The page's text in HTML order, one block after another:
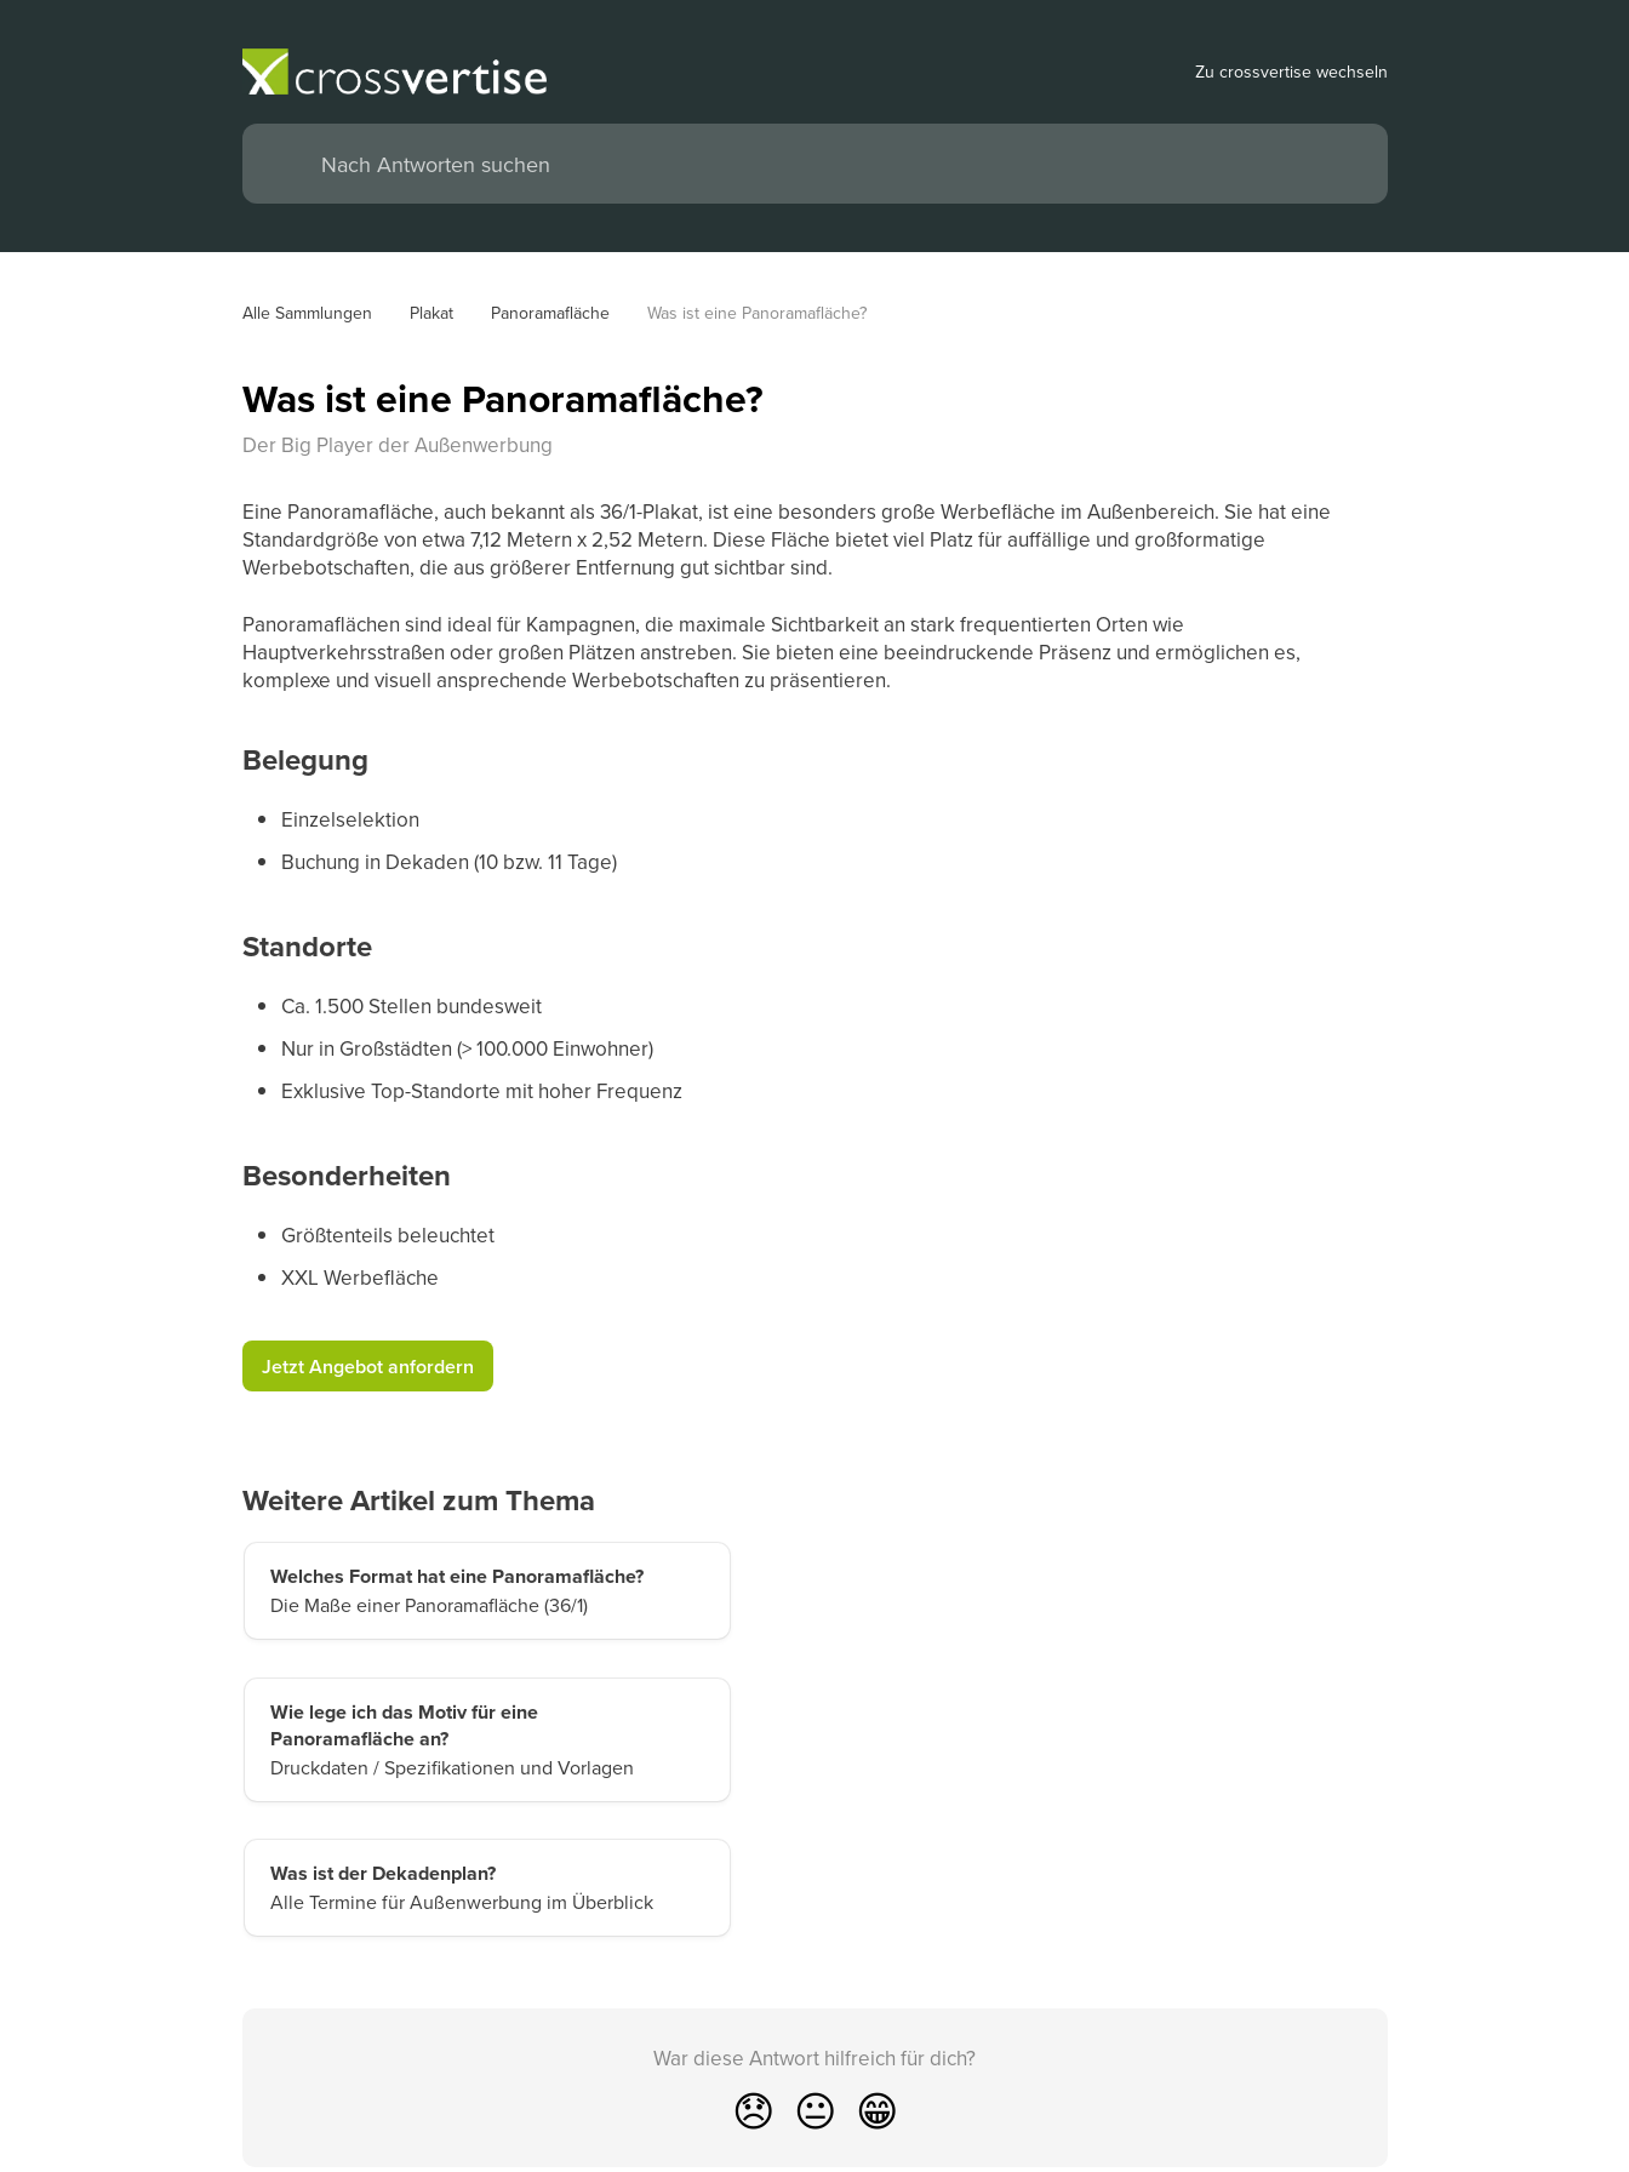
Zu crossvertise wechseln
Alle Sammlungen Plakat Panoramafläche Was ist eine Panoramafläche?
Was ist eine Panoramafläche?
Der Big Player der Außenwerbung
Eine Panoramafläche, auch bekannt als 36/1-Plakat, ist eine besonders große Werbefläche im Außenbereich. Sie hat eine
Standardgröße von etwa 7,12 Metern x 2,52 Metern. Diese Fläche bietet viel Platz für auffällige und großformatige
Werbebotschaften, die aus größerer Entfernung gut sichtbar sind.
Panoramaflächen sind ideal für Kampagnen, die maximale Sichtbarkeit an stark frequentierten Orten wie
Hauptverkehrsstraßen oder großen Plätzen anstreben. Sie bieten eine beeindruckende Präsenz und ermöglichen es,
komplexe und visuell ansprechende Werbebotschaften zu präsentieren.
Belegung
Einzelselektion
Buchung in Dekaden (10 bzw. 11 Tage)
Standorte
Ca. 1.500 Stellen bundesweit
Nur in Großstädten (> 100.000 Einwohner)
Exklusive Top-Standorte mit hoher Frequenz
Besonderheiten
Größtenteils beleuchtet
XXL Werbefläche
​Jetzt Angebot anfordern​
Weitere Artikel zum Thema
Welches Format hat eine Panoramafläche?
Die Maße einer Panoramafläche (36/1)
Wie lege ich das Motiv für eine
Panoramafläche an?
Druckdaten / Spezifikationen und Vorlagen
Was ist der Dekadenplan?
Alle Termine für Außenwerbung im Überblick
War diese Antwort hilfreich für dich?
😞 😐 😁